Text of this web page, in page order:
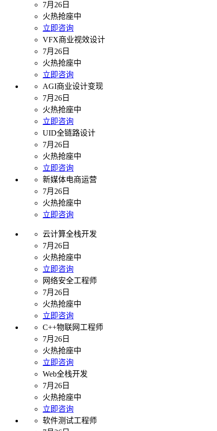
7月26日
火热抢座中
立即咨询
VFX商业视效设计
7月26日
火热抢座中
立即咨询
AGI商业设计变现
7月26日
火热抢座中
立即咨询
UID全链路设计
7月26日
火热抢座中
立即咨询
新媒体电商运营
7月26日
火热抢座中
立即咨询
云计算全栈开发
7月26日
火热抢座中
立即咨询
网络安全工程师
7月26日
火热抢座中
立即咨询
C++物联网工程师
7月26日
火热抢座中
立即咨询
Web全栈开发
7月26日
火热抢座中
立即咨询
软件测试工程师